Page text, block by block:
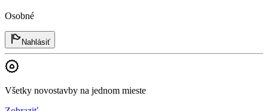
Osobné
Nahlásiť
Všetky novostavby na jednom mieste